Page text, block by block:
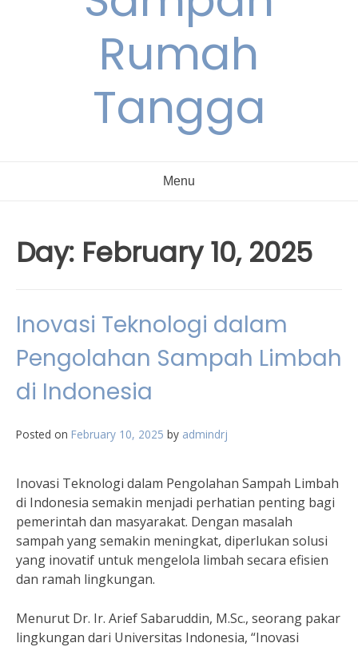
Rumah
Tangga
Menu
Day: February 10, 2025
Inovasi Teknologi dalam
Pengolahan Sampah Limbah
di Indonesia
Posted on February 10, 2025 by admindrj
Inovasi Teknologi dalam Pengolahan Sampah Limbah
di Indonesia semakin menjadi perhatian penting bagi
pemerintah dan masyarakat. Dengan masalah
sampah yang semakin meningkat, diperlukan solusi
yang inovatif untuk mengelola limbah secara efisien
dan ramah lingkungan.
Menurut Dr. Ir. Arief Sabaruddin, M.Sc., seorang pakar
lingkungan dari Universitas Indonesia, “Inovasi